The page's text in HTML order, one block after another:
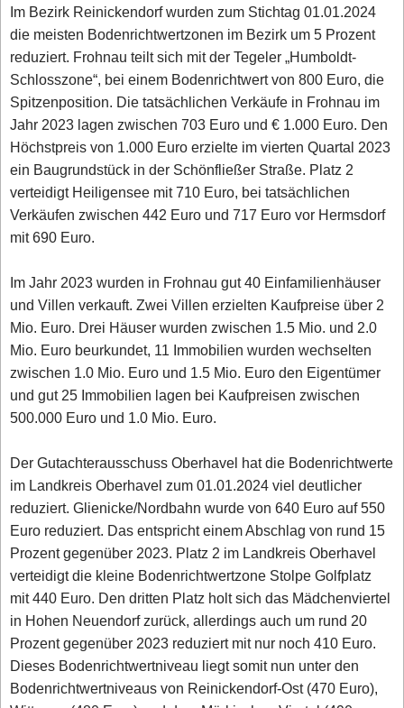
Im Bezirk Reinickendorf wurden zum Stichtag 01.01.2024
die meisten Bodenrichtwertzonen im Bezirk um 5 Prozent
reduziert. Frohnau teilt sich mit der Tegeler „Humboldt-
Schlosszone“, bei einem Bodenrichtwert von 800 Euro, die
Spitzenposition. Die tatsächlichen Verkäufe in Frohnau im
Jahr 2023 lagen zwischen 703 Euro und € 1.000 Euro. Den
Höchstpreis von 1.000 Euro erzielte im vierten Quartal 2023
ein Baugrundstück in der Schönfließer Straße. Platz 2
verteidigt Heiligensee mit 710 Euro, bei tatsächlichen
Verkäufen zwischen 442 Euro und 717 Euro vor Hermsdorf
mit 690 Euro.
Im Jahr 2023 wurden in Frohnau gut 40 Einfamilienhäuser
und Villen verkauft. Zwei Villen erzielten Kaufpreise über 2
Mio. Euro. Drei Häuser wurden zwischen 1.5 Mio. und 2.0
Mio. Euro beurkundet, 11 Immobilien wurden wechselten
zwischen 1.0 Mio. Euro und 1.5 Mio. Euro den Eigentümer
und gut 25 Immobilien lagen bei Kaufpreisen zwischen
500.000 Euro und 1.0 Mio. Euro.
Der Gutachterausschuss Oberhavel hat die Bodenrichtwerte
im Landkreis Oberhavel zum 01.01.2024 viel deutlicher
reduziert. Glienicke/Nordbahn wurde von 640 Euro auf 550
Euro reduziert. Das entspricht einem Abschlag von rund 15
Prozent gegenüber 2023. Platz 2 im Landkreis Oberhavel
verteidigt die kleine Bodenrichtwertzone Stolpe Golfplatz
mit 440 Euro. Den dritten Platz holt sich das Mädchenviertel
in Hohen Neuendorf zurück, allerdings auch um rund 20
Prozent gegenüber 2023 reduziert mit nur noch 410 Euro.
Dieses Bodenrichtwertniveau liegt somit nun unter den
Bodenrichtwertniveaus von Reinickendorf-Ost (470 Euro),